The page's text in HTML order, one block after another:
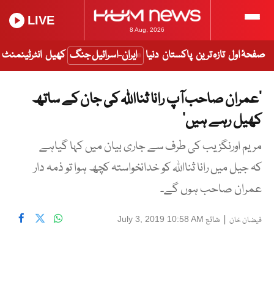
8 Aug, 2026
LIVE
صفحۂ اول تازہ ترین پاکستان دنیا ایران-اسرائیل جنگ کھیل انٹرٹینمنٹ
’عمران صاحب آپ رانا ثنااللہ کی جان کے ساتھ
کھیل رہے ہیں‘
مریم اورنگزیب کی طرف سے جاری بیان میں کہا گیاہے
کہ جیل میں رانا ثنااللہ کو خدانخواستہ کچھ ہوا تو ذمہ دار
عمران صاحب ہوں گے۔
فیضان خان | شائع July 3, 2019 10:58 AM